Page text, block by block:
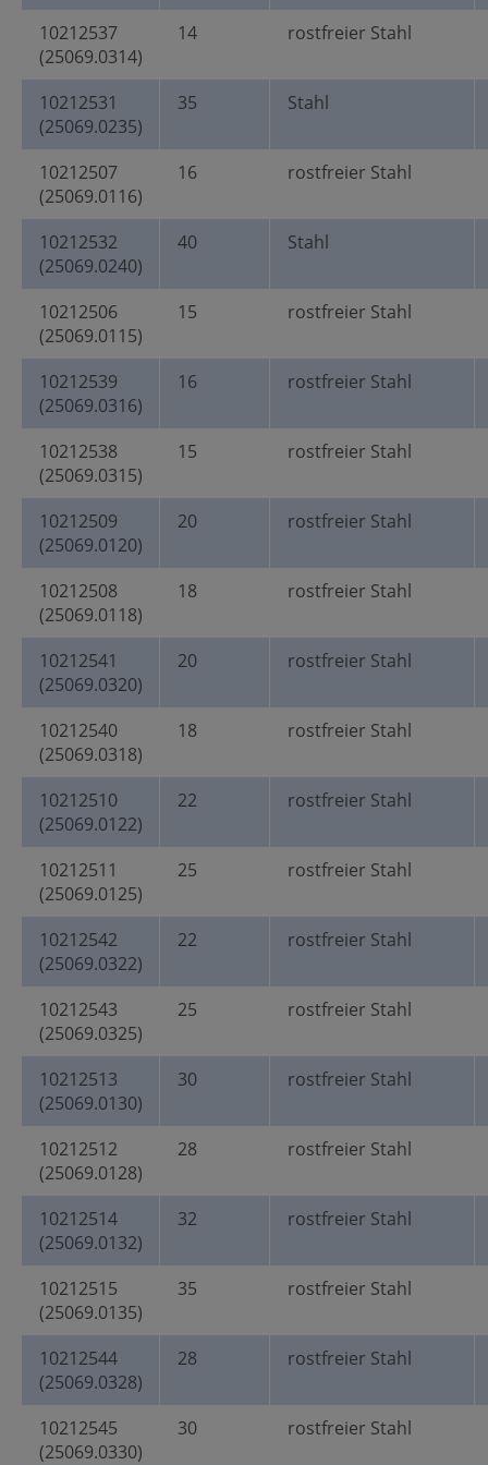
10212537
(25069.0314)
14 rostfreier Stahl
10212531
(25069.0235)
35 Stahl
10212507
(25069.0116)
16 rostfreier Stahl
10212532
(25069.0240)
40 Stahl
10212506
(25069.0115)
15 rostfreier Stahl
10212539
(25069.0316)
16 rostfreier Stahl
10212538
(25069.0315)
15 rostfreier Stahl
10212509
(25069.0120)
20 rostfreier Stahl
10212508
(25069.0118)
18 rostfreier Stahl
10212541
(25069.0320)
20 rostfreier Stahl
10212540
(25069.0318)
18 rostfreier Stahl
10212510
(25069.0122)
22 rostfreier Stahl
10212511
(25069.0125)
25 rostfreier Stahl
10212542
(25069.0322)
22 rostfreier Stahl
10212543
(25069.0325)
25 rostfreier Stahl
10212513
(25069.0130)
30 rostfreier Stahl
10212512
(25069.0128)
28 rostfreier Stahl
10212514
(25069.0132)
32 rostfreier Stahl
10212515
(25069.0135)
35 rostfreier Stahl
10212544
(25069.0328)
28 rostfreier Stahl
10212545
(25069.0330)
30 rostfreier Stahl